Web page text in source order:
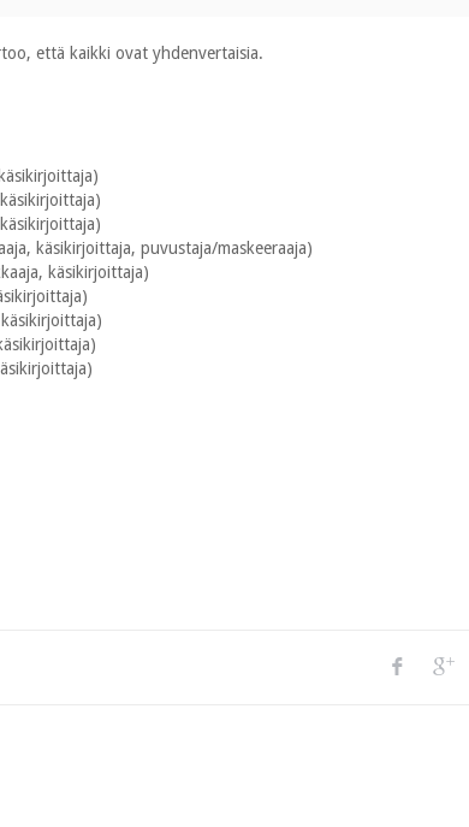
että kaikki ovat yhdenvertaisia.
käsikirjoittaja, puvustaja/maskeeraaja)
käsikirjoittaja)